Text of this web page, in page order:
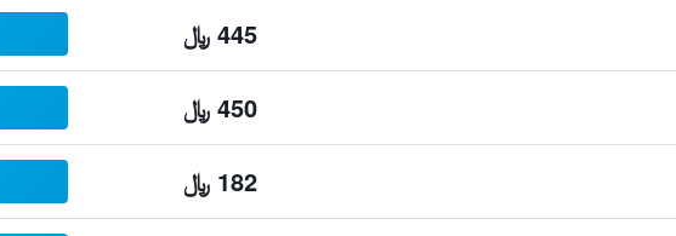
445 ﷼
450 ﷼
182 ﷼